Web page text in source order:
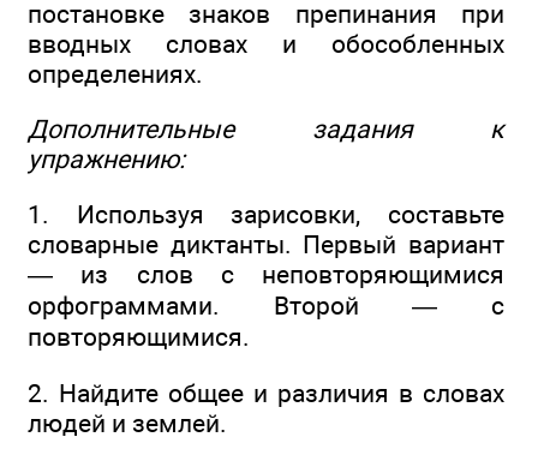
постановке знаков препинания при
вводных словах и обособленных
определениях.
Дополнительные задания к
упражнению:
1. Используя зарисовки, составьте
словарные диктанты. Первый вариант
— из слов с неповторяющимися
орфограммами. Второй — с
повторяющимися.
2. Найдите общее и различия в словах
людей и землей.